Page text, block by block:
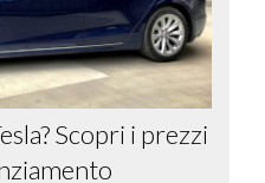
Scopri i prezzi